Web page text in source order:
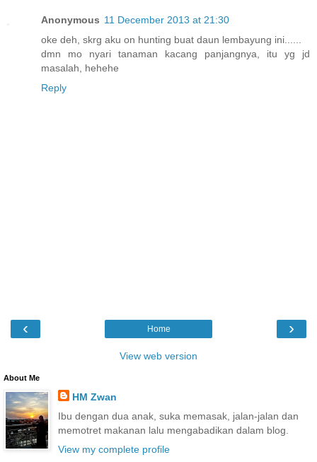
Anonymous 11 December 2013 at 21:30
oke deh, skrg aku on hunting buat daun lembayung ini......
dmn mo nyari tanaman kacang panjangnya, itu yg jd
masalah, hehehe
Reply
‹ ›
Home
View web version
About Me
HM Zwan
Ibu dengan dua anak, suka memasak, jalan-jalan dan
memotret makanan lalu mengabadikan dalam blog.
View my complete profile